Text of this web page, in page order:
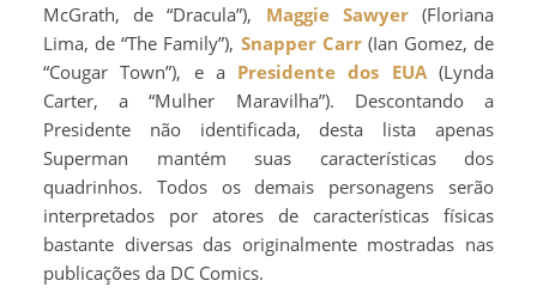
McGrath, de “Dracula”), Maggie Sawyer(Floriana
Lima, de “The Family”), Snapper Carr(Ian Gomez, de
“Cougar Town”), e a Presidente dos EUA(Lynda
Carter, a “Mulher Maravilha”). Descontando a
Presidente não identificada, desta lista apenas
Superman mantém suas características dos
quadrinhos. Todos os demais personagens serão
interpretados por atores de características físicas
bastante diversas das originalmente mostradas nas
publicações da DC Comics.